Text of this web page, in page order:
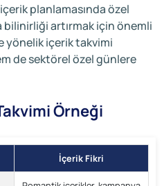
planlamasında özel
bilinirliği artırmak için önemli
yönelik içerik takvimi
de sektörel özel günlere
Örneği
İçerik Fikri